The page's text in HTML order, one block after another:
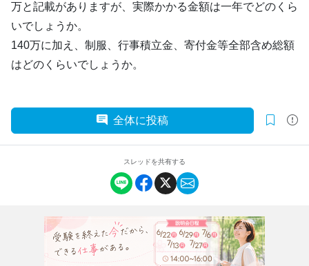
万と記載がありますが、実際かかる金額は一年でどのくら
いでしょうか。
140万に加え、制服、行事積立金、寄付金等全部含め総額
はどのくらいでしょうか。
全体に投稿
スレッドを共有する